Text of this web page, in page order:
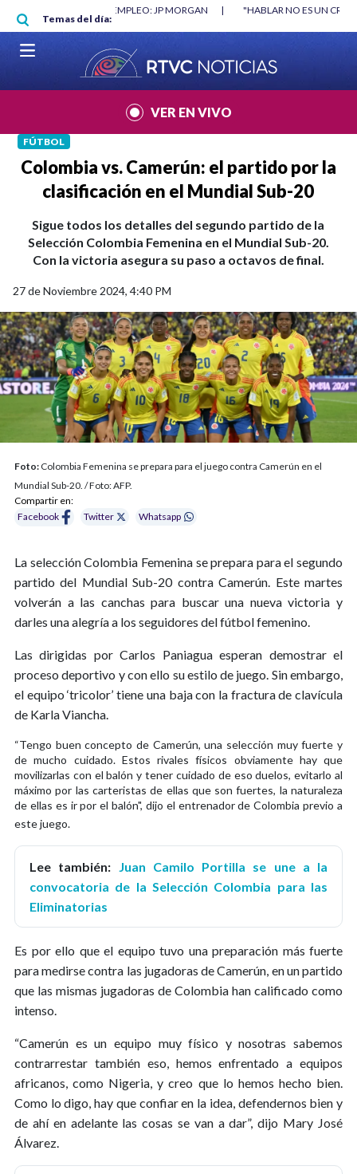
Pasar al contenido principal
Temas del día:
EMPLEO: JP MORGAN |
"HABLAR NO ES UN CRIMEN": CARTA DE
VER EN VIVO
FÚTBOL
Colombia vs. Camerún: el partido por la
clasificación en el Mundial Sub-20
Sigue todos los detalles del segundo partido de la
Selección Colombia Femenina en el Mundial Sub-20.
Con la victoria asegura su paso a octavos de final.
27 de Noviembre 2024, 4:40 PM
Foto: Colombia Femenina se prepara para el juego contra Camerún en el
Mundial Sub-20. / Foto: AFP.
Compartir en:
Facebook
Twitter Whatsapp
La selección Colombia Femenina se prepara para el segundo
partido del Mundial Sub-20 contra Camerún. Este martes
volverán a las canchas para buscar una nueva victoria y
darles una alegría a los seguidores del fútbol femenino.
Las dirigidas por Carlos Paniagua esperan demostrar el
proceso deportivo y con ello su estilo de juego. Sin embargo,
el equipo ‘tricolor’ tiene una baja con la fractura de clavícula
de Karla Viancha.
“Tengo buen concepto de Camerún, una selección muy fuerte y
de mucho cuidado. Estos rivales físicos obviamente hay que
movilizarlas con el balón y tener cuidado de eso duelos, evitarlo al
máximo por las carteristas de ellas que son fuertes, la naturaleza
de ellas es ir por el balón", dijo el entrenador de Colombia previo a
este juego.
Lee también: Juan Camilo Portilla se une a la
convocatoria de la Selección Colombia para las
Eliminatorias
Es por ello que el equipo tuvo una preparación más fuerte
para medirse contra las jugadoras de Camerún, en un partido
que las mismas jugadoras de Colombia han calificado como
intenso.
“Camerún es un equipo muy físico y nosotras sabemos
contrarrestar también eso, hemos enfrentado a equipos
africanos, como Nigeria, y creo que lo hemos hecho bien.
Como lo digo, hay que confiar en la idea, defendernos bien y
de ahí en adelante las cosas se van a dar”, dijo Mary José
Álvarez.